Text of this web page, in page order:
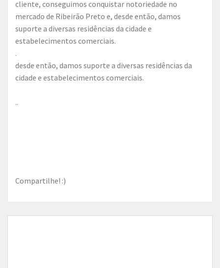
cliente, conseguimos conquistar notoriedade no
mercado de Ribeirão Preto e, desde então, damos
suporte a diversas residências da cidade e
estabelecimentos comerciais.
.
desde então, damos suporte a diversas residências da
cidade e estabelecimentos comerciais.
..
Compartilhe! :)